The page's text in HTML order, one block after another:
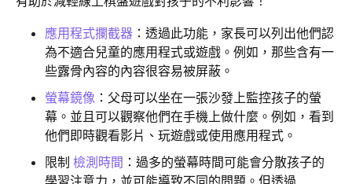
應用程式攔截器 ：透過此功能，家長可以列出他們認
為不適合兒童的應用程式或遊戲。例如，那些含有一
些露骨內容的內容很容易被屏蔽。
螢幕鏡像 ：父母可以坐在一張沙發上監控孩子的螢
幕。並且可以觀察他們在手機上做什麼。例如，看到
他們即時觀看影片、玩遊戲或使用應用程式。
限制 檢測時間 ：過多的螢幕時間可能會分散孩子的